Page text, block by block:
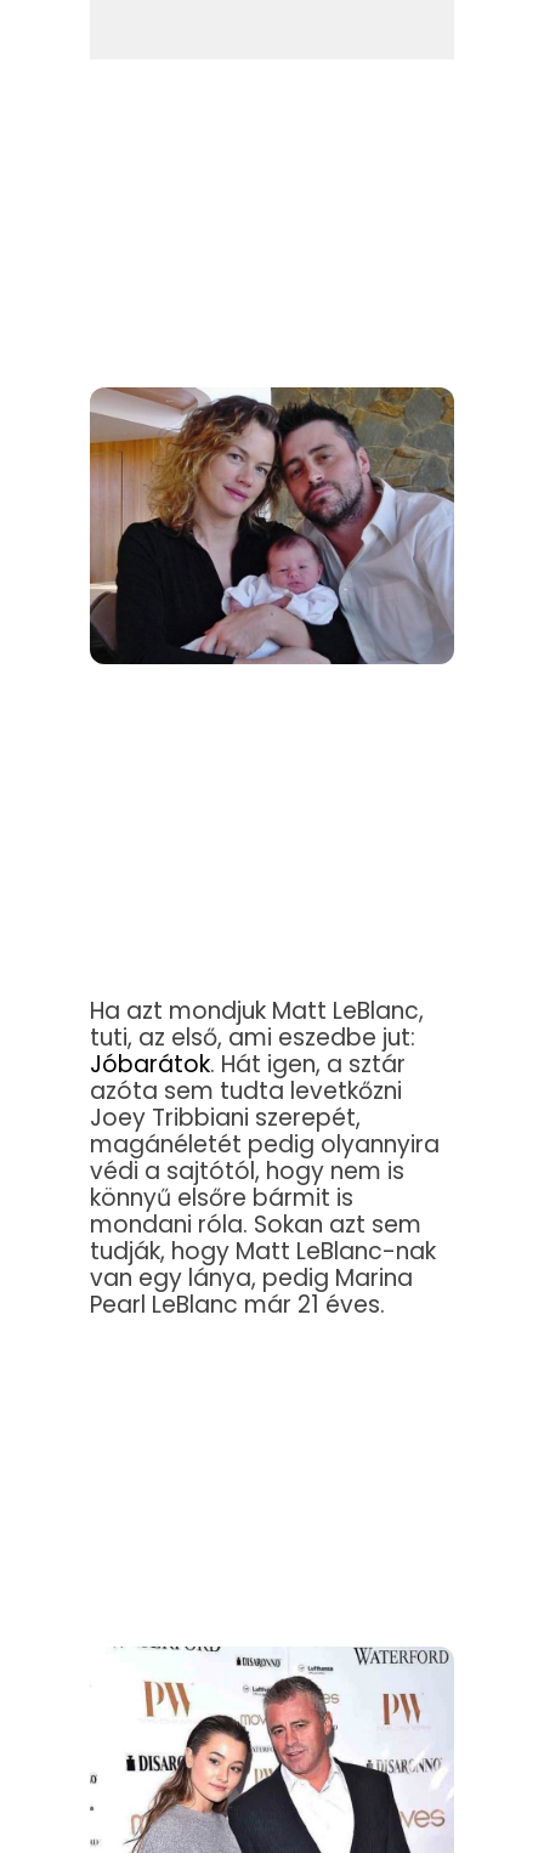
Ha azt mondjuk Matt LeBlanc,
tuti, az első, ami eszedbe jut:
Jóbarátok. Hát igen, a sztár
azóta sem tudta levetkőzni
Joey Tribbiani szerepét,
magánéletét pedig olyannyira
védi a sajtótól, hogy nem is
könnyű elsőre bármit is
mondani róla. Sokan azt sem
tudják, hogy Matt LeBlanc-nak
van egy lánya, pedig Marina
Pearl LeBlanc már 21 éves.